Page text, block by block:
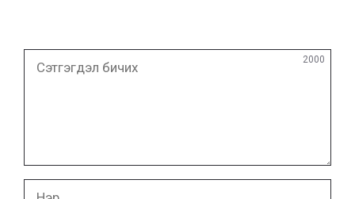
бичих
2000